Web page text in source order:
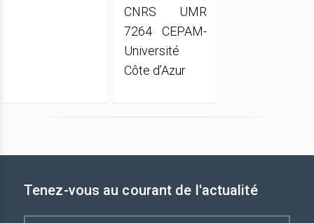
CNRS UMR
7264 CEPAM-
Université
Côte d’Azur
Tenez-vous au courant de l'actualité